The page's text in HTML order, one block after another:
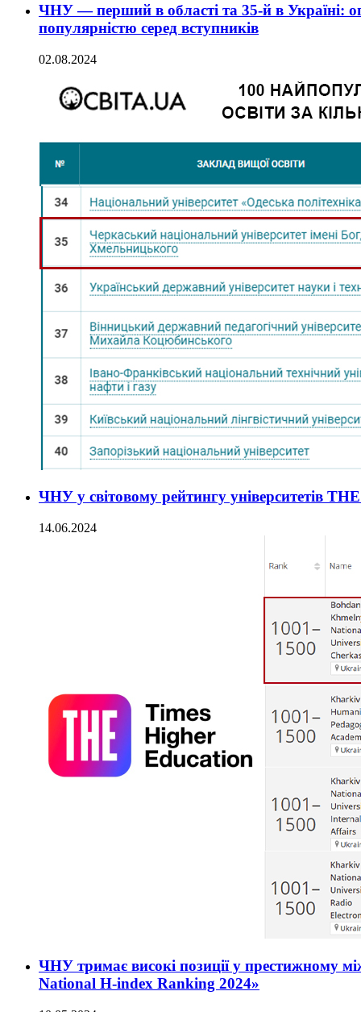
ЧНУ — перший в області та 35-й в Україні:
популярністю серед вступників
02.08.2024
ЧНУ у світовому рейтингу університетів
14.06.2024
ЧНУ тримає високі позиції у престижному
National H-index Ranking 2024»